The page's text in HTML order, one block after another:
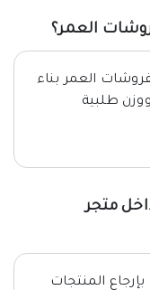
العمر؟
العمر بناء
طلبية
متجر
المنتجات